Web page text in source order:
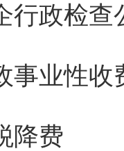
行政检查
事业性收
降费